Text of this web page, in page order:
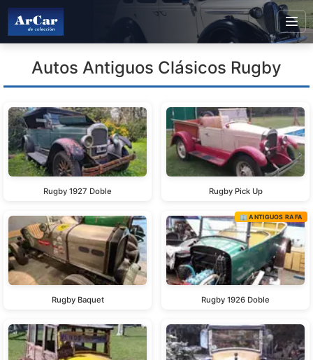
Autos Antiguos Clásicos Rugby
Rugby 1927 Doble Rugby Pick Up
Rugby Baquet
🏢 ANTIGUOS RAFA
Rugby 1926 Doble